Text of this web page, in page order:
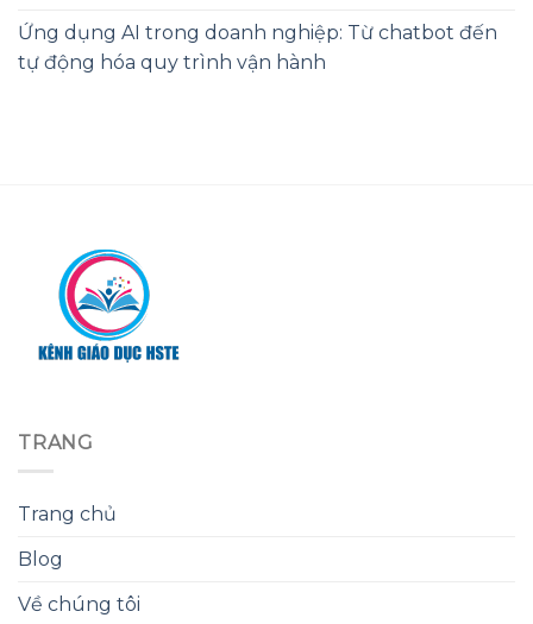
Ứng dụng AI trong doanh nghiệp: Từ chatbot đến
tự động hóa quy trình vận hành
TRANG
Trang chủ
Blog
Về chúng tôi